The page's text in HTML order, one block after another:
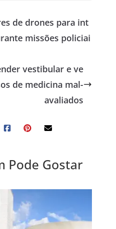
de drones para int
missões policiai
vestibular e ve
de medicina mal-
avaliados
Pode Gostar